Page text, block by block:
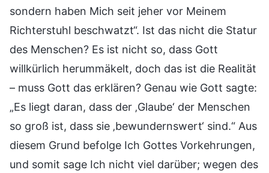
sondern haben Mich seit jeher vor Meinem
Richterstuhl beschwatzt“. Ist das nicht die Statur
des Menschen? Es ist nicht so, dass Gott
willkürlich herummäkelt, doch das ist die Realität
– muss Gott das erklären? Genau wie Gott sagte:
„Es liegt daran, dass der ‚Glaube‘ der Menschen
so groß ist, dass sie ‚bewundernswert‘ sind.“ Aus
diesem Grund befolge Ich Gottes Vorkehrungen,
und somit sage Ich nicht viel darüber; wegen des